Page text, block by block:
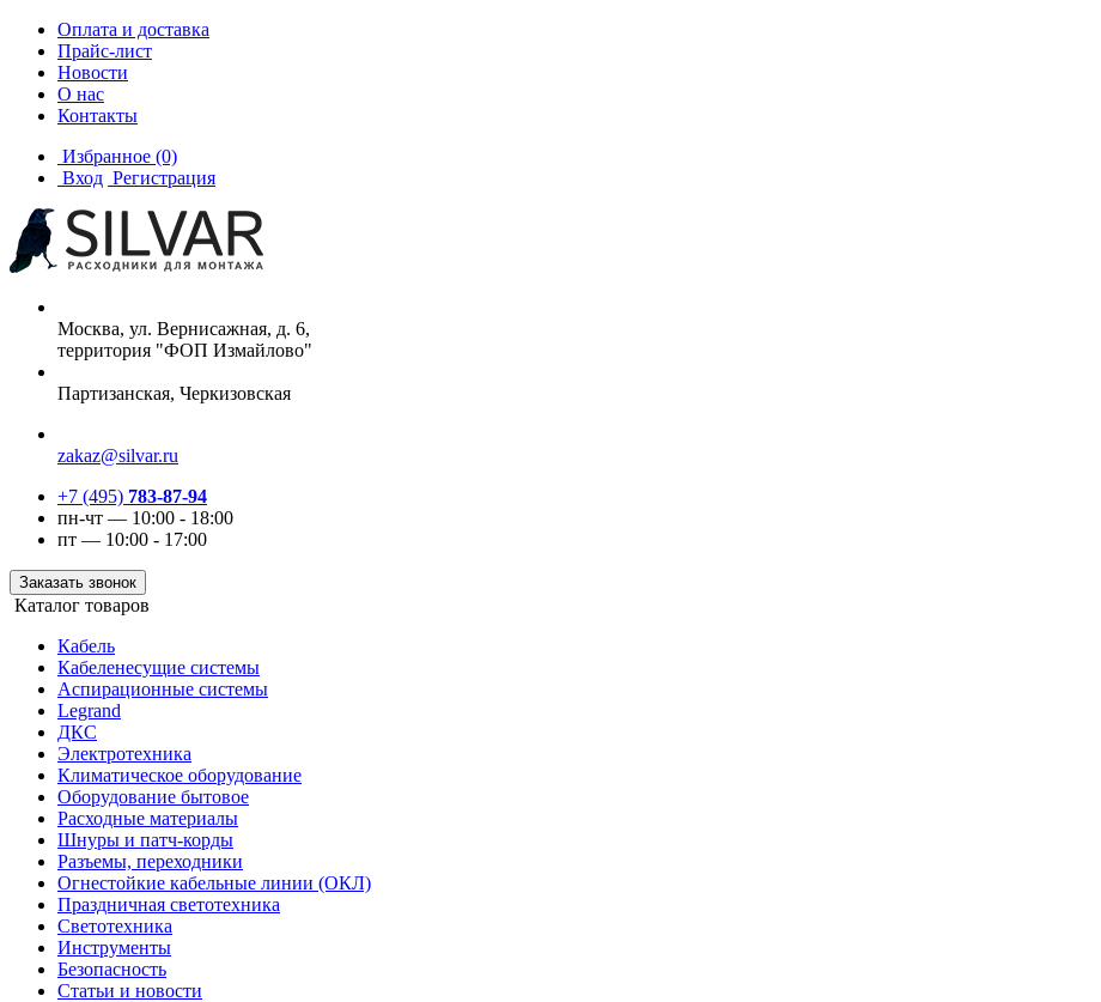
Оплата и доставка
Прайс-лист
Новости
О нас
Контакты
Избранное (0)
Вход Регистрация
Москва, ул. Вернисажная, д. 6,
территория "ФОП Измайлово"
Партизанская, Черкизовская
zakaz@silvar.ru
+7 (495) 783-87-94
пн-чт — 10:00 - 18:00
пт — 10:00 - 17:00
Заказать звонок
Каталог товаров
Кабель
Кабеленесущие системы
Аспирационные системы
Legrand
ДКС
Электротехника
Климатическое оборудование
Оборудование бытовое
Расходные материалы
Шнуры и патч-корды
Разъемы, переходники
Огнестойкие кабельные линии (ОКЛ)
Праздничная светотехника
Светотехника
Инструменты
Безопасность
Статьи и новости